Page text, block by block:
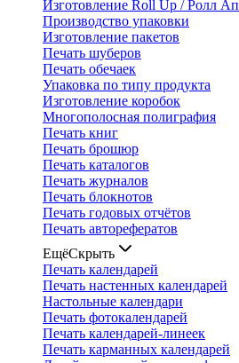
Изготовление Roll Up / Ролл Ап
Производство упаковки
Изготовление пакетов
Печать шуберов
Печать обечаек
Упаковка по типу продукта
Изготовление коробок
Многополосная полиграфия
Печать книг
Печать брошюр
Печать каталогов
Печать журналов
Печать блокнотов
Печать годовых отчётов
Печать авторефератов
ЕщёСкрыть
Печать календарей
Печать настенных календарей
Настольные календари
Печать фотокалендарей
Печать календарей-линеек
Печать карманных календарей